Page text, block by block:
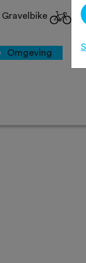
Gravelbike
Omgeving